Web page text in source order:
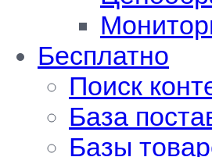
Бесплатно
Поиск
База
Базы